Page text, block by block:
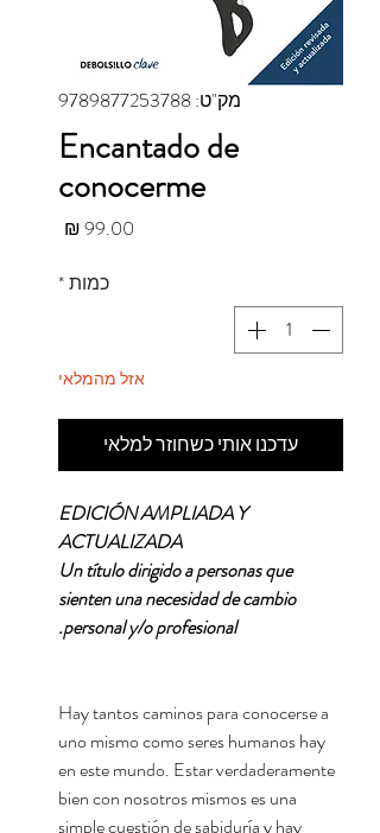
מק"ט: 9789877253788
Encantado de
conocerme
כמות*
אזל מהמלאי
עדכנו אותי כשחוזר למלאי
EDICIÓN AMPLIADA Y
ACTUALIZADA
Un título dirigido a personas que
sienten una necesidad de cambio
personal y/o profesional.
Hay tantos caminos para conocerse a
uno mismo como seres humanos hay
en este mundo. Estar verdaderamente
bien con nosotros mismos es una
simple cuestión de sabiduría y hay